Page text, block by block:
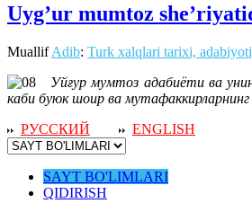
Uyg’ur mumtoz
MuallifAdib: Turk xalqlari tarixi,
Уйғур мумтоз адабиёти ва
каби буюк шоир ва
РУССКИЙ
ENGLISH
SAYT BO'LIMLARI
QIDIRISH